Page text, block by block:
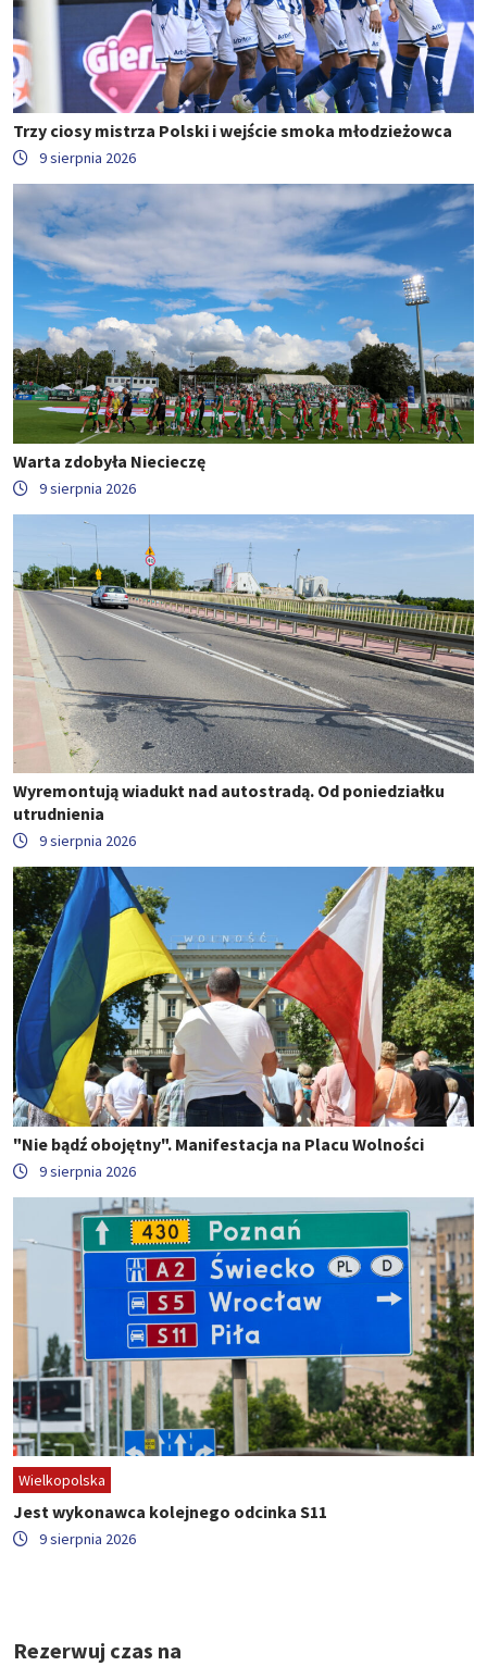
Trzy ciosy mistrza Polski i wejście smoka młodzieżowca
9 sierpnia 2026
Warta zdobyła Niecieczę
9 sierpnia 2026
Wyremontują wiadukt nad autostradą. Od poniedziałku
utrudnienia
9 sierpnia 2026
"Nie bądź obojętny". Manifestacja na Placu Wolności
9 sierpnia 2026
Wielkopolska
Jest wykonawca kolejnego odcinka S11
9 sierpnia 2026
Rezerwuj czas na